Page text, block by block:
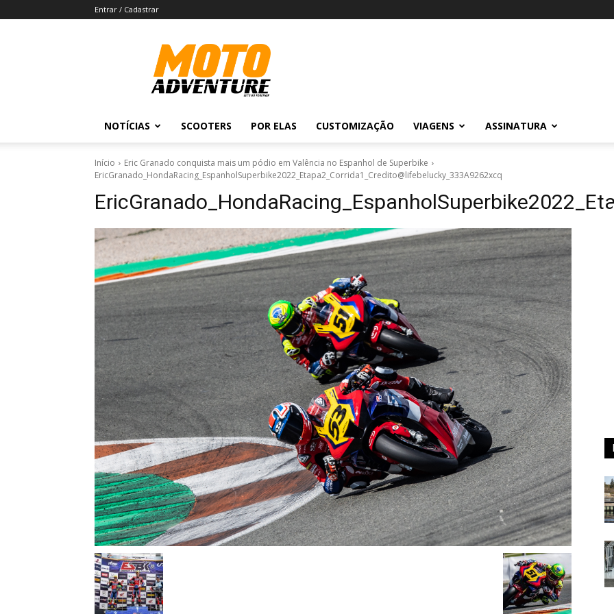
Entrar / Cadastrar
Revista
Moto
Adventure
NOTÍCIAS SCOOTERS POR ELAS CUSTOMIZAÇÃO VIAGENS ASSINATURA
Início
Eric Granado conquista mais um pódio em Valência no Espanhol de Superbike
EricGranado_HondaRacing_EspanholSuperbike2022_Etapa2_Corrida1_Credito@lifebelucky_333A9262xcq